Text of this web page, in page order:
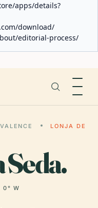
apps/details?
download/
editorial-process/
VALENCE
LONJA DE
Seda.
0° W